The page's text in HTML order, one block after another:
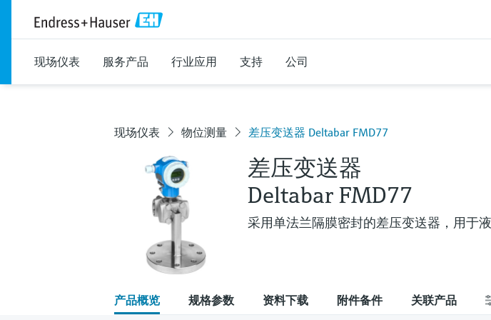
现场仪表 服务产品 行业应用 支持 公司
现场仪表 物位测量 差压变送器 Deltabar FMD77
差压变送器
Deltabar FMD77
采用单法兰隔膜密封的差压变送器，用于液
产品概览 规格参数 资料下载 附件备件 关联产品